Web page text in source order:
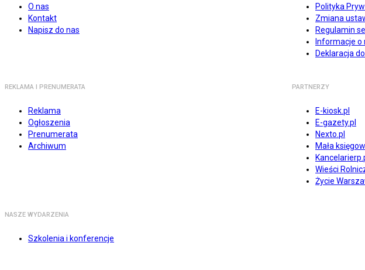
O nas
Kontakt
Napisz do nas
Polityka
Zmiana
Regulamin
Informacje o
Deklaracja
REKLAMA I PRENUMERATA
Reklama
Ogłoszenia
Prenumerata
Archiwum
PARTNERZY
E-kiosk.pl
E-gazety.pl
Nexto.pl
Mała
Wieści
Życie
NASZE WYDARZENIA
Szkolenia i konferencje